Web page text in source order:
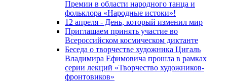
Премии в области народного танца и
фольклора «Народные истоки»!
12 апреля - День, который изменил мир
Приглашаем принять участие во
Всероссийском космическом диктанте
Беседа о творчестве художника Цигаль
Владимира Ефимовича прошла в рамках
серии лекций «Творчество художников-
фронтовиков»